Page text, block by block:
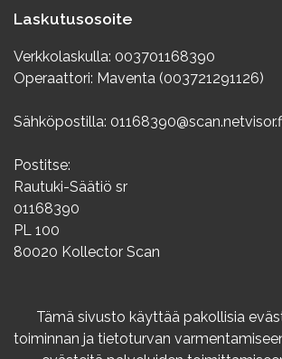
Tämä sivusto käyttää pakollisia
toiminnan ja tietoturvan
Laskutusosoite
Verkkolaskulla: 003701168390
Operaattori: Maventa (003721291126)
Sähköpostilla:
Postitse:
Rautuki-Säätiö sr
01168390
PL 100
80020 Kollector Scan
Info
Rekisteriseloste